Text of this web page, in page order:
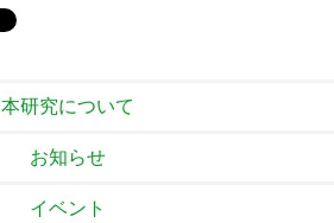
本研究について
お知らせ
イベント